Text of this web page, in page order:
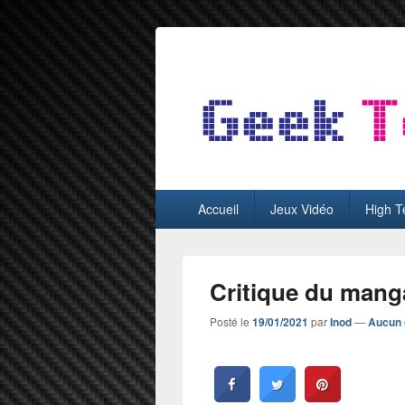
GeekTest
principalAccueil Jeux Vidéo High
Critique du
Posté le 19/01/2021 parInod—Aucun